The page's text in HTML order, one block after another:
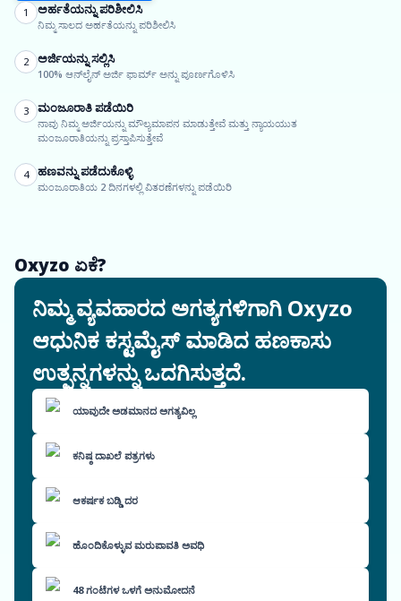
1 ಅರ್ಹತೆಯನ್ನು ಪರಿಶೀಲಿಸಿ
ನಿಮ್ಮ ಸಾಲದ ಅರ್ಹತೆಯನ್ನು ಪರಿಶೀಲಿಸಿ
2 ಅರ್ಜಿಯನ್ನು ಸಲ್ಲಿಸಿ
100% ಆನ್‌ಲೈನ್ ಅರ್ಜಿ ಫಾರ್ಮ್ ಅನ್ನು ಪೂರ್ಣಗೊಳಿಸಿ
3 ಮಂಜೂರಾತಿ ಪಡೆಯಿರಿ
ನಾವು ನಿಮ್ಮ ಅರ್ಜಿಯನ್ನು ಮೌಲ್ಯಮಾಪನ ಮಾಡುತ್ತೇವೆ ಮತ್ತು ನ್ಯಾಯಯುತ
ಮಂಜೂರಾತಿಯನ್ನು ಪ್ರಸ್ತಾಪಿಸುತ್ತೇವೆ
4 ಹಣವನ್ನು ಪಡೆದುಕೊಳ್ಳಿ
ಮಂಜೂರಾತಿಯ 2 ದಿನಗಳಲ್ಲಿ ವಿತರಣೆಗಳನ್ನು ಪಡೆಯಿರಿ
Oxyzo ಏಕೆ?
ನಿಮ್ಮ ವ್ಯವಹಾರದ ಅಗತ್ಯಗಳಿಗಾಗಿ Oxyzo
ಆಧುನಿಕ ಕಸ್ಟಮೈಸ್ ಮಾಡಿದ ಹಣಕಾಸು
ಉತ್ಪನ್ನಗಳನ್ನು ಒದಗಿಸುತ್ತದೆ.
ಯಾವುದೇ ಅಡಮಾನದ ಅಗತ್ಯವಿಲ್ಲ
ಕನಿಷ್ಠ ದಾಖಲೆ ಪತ್ರಗಳು
ಆಕರ್ಷಕ ಬಡ್ಡಿ ದರ
ಹೊಂದಿಕೊಳ್ಳುವ ಮರುಪಾವತಿ ಅವಧಿ
48 ಗಂಟೆಗಳ ಒಳಗೆ ಅನುಮೋದನೆ